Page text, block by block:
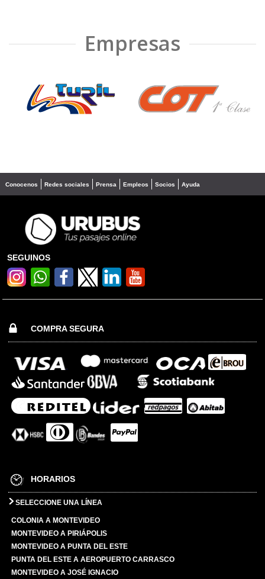
Empresas
❮ ❯
Conocenos Redes sociales Prensa Empleos Socios Ayuda
SEGUINOS
COMPRA SEGURA
HORARIOS
SELECCIONE UNA LÍNEA
COLONIA A MONTEVIDEO
MONTEVIDEO A PIRIÁPOLIS
MONTEVIDEO A PUNTA DEL ESTE
PUNTA DEL ESTE A AEROPUERTO CARRASCO
MONTEVIDEO A JOSÉ IGNACIO